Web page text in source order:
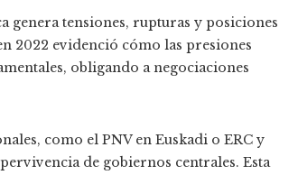
genera tensiones, rupturas y posiciones
2022 evidenció cómo las presiones
obligando a negociaciones
como el PNV en Euskadi o ERC y
de gobiernos centrales. Esta